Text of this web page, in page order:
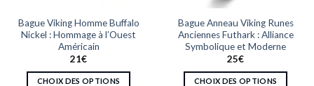
Bague Viking Homme Buffalo
Nickel : Hommage à l’Ouest
Américain
21€
CHOIX DES OPTIONS
Bague Anneau Viking Runes
Anciennes Futhark : Alliance
Symbolique et Moderne
25€
CHOIX DES OPTIONS